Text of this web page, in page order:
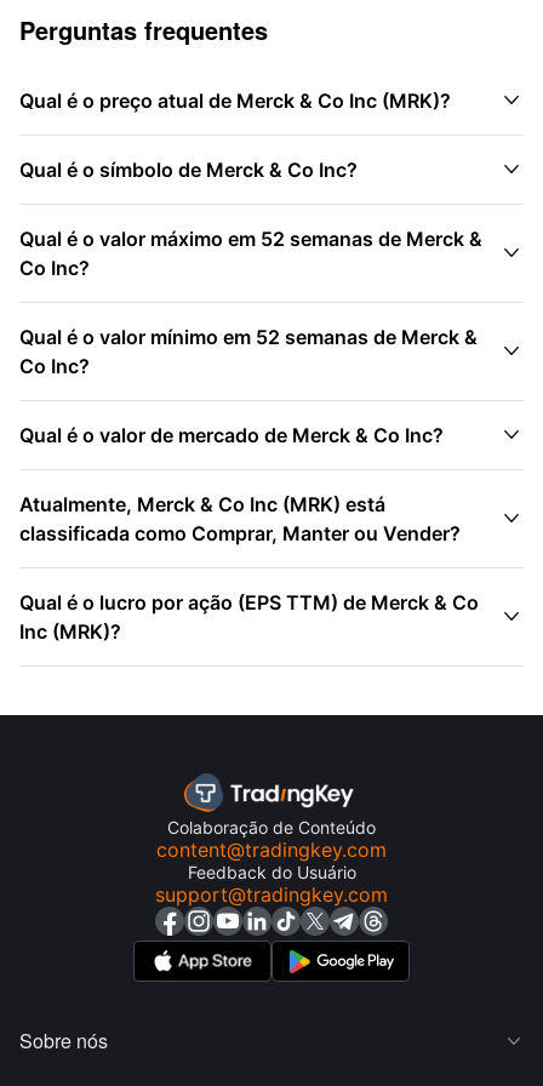
Perguntas frequentes
Qual é o preço atual de Merck & Co Inc (MRK)? 
Qual é o símbolo de Merck & Co Inc? 
Qual é o valor máximo em 52 semanas de Merck &
Co Inc?

Qual é o valor mínimo em 52 semanas de Merck &
Co Inc?

Qual é o valor de mercado de Merck & Co Inc? 
Atualmente, Merck & Co Inc (MRK) está
classificada como Comprar, Manter ou Vender?

Qual é o lucro por ação (EPS TTM) de Merck & Co
Inc (MRK)?

Colaboração de Conteúdo
content@tradingkey.com
Feedback do Usuário
support@tradingkey.com
Sobre nós 